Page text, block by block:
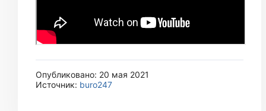
Опубликовано: 20 мая 2021
Источник: buro247